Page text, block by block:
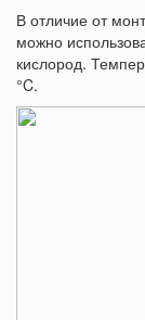
В отличие от
можно
кислород.
°C.